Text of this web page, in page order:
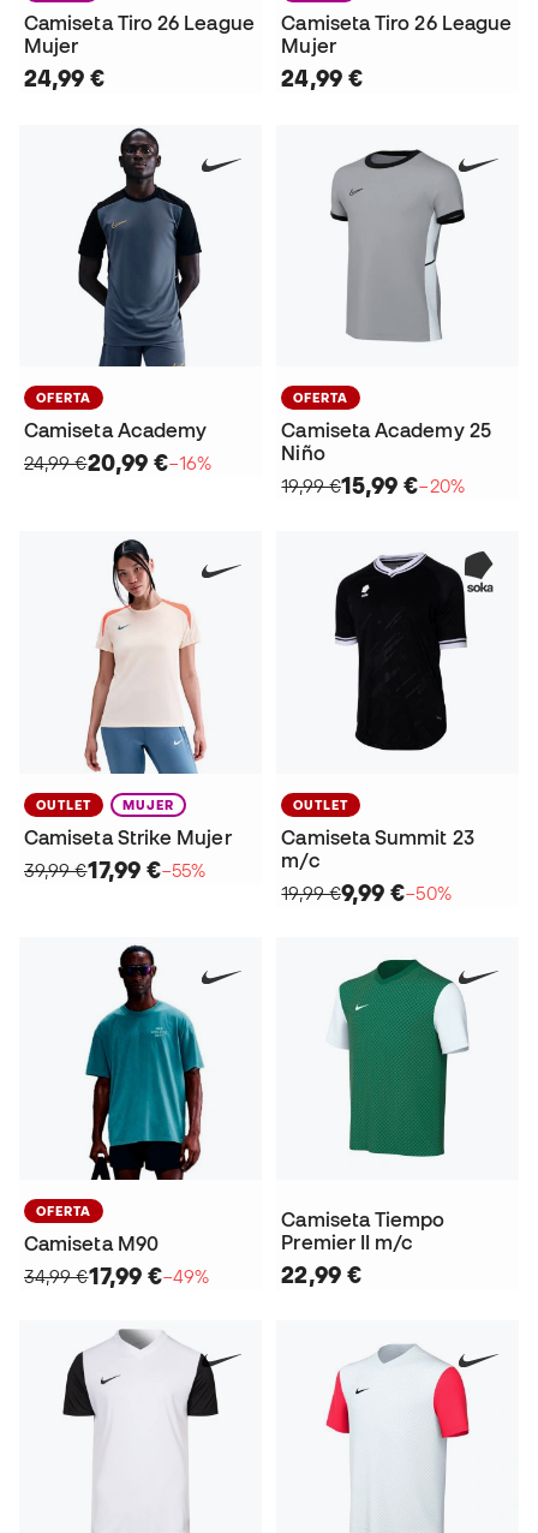
Camiseta Tiro 26 League
Mujer
24,99 €
Camiseta Tiro 26 League
Mujer
24,99 €
OFERTA
Camiseta Academy
24,99 €20,99 €−16%
OFERTA
Camiseta Academy 25
Niño
19,99 €15,99 €−20%
OUTLET MUJER
Camiseta Strike Mujer
39,99 €17,99 €−55%
OUTLET
Camiseta Summit 23
m/c
19,99 €9,99 €−50%
OFERTA
Camiseta M90
34,99 €17,99 €−49%
Camiseta Tiempo
Premier II m/c
22,99 €